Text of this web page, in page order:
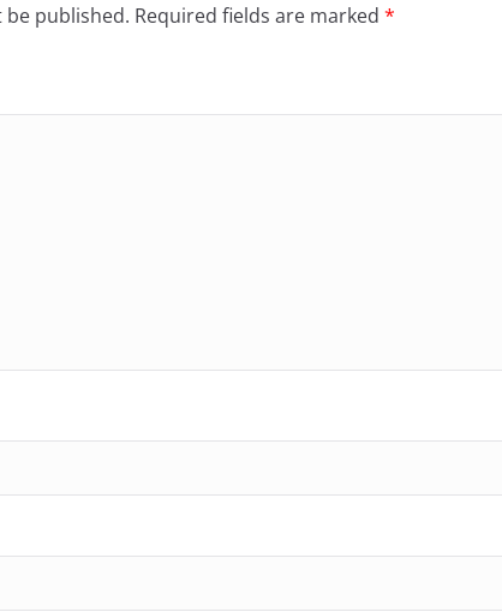
published. Required fields are marked *